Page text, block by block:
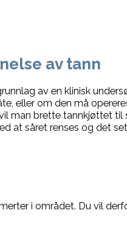
av tann
av en klinisk
eller om den må
man brette tannkjøttet til
at såret renses og det
i området. Du vil